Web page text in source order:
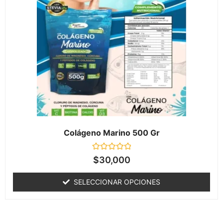
Colágeno Marino 500 Gr
Valorado
en
de
5
$30,000
SELECCIONAR OPCIONES